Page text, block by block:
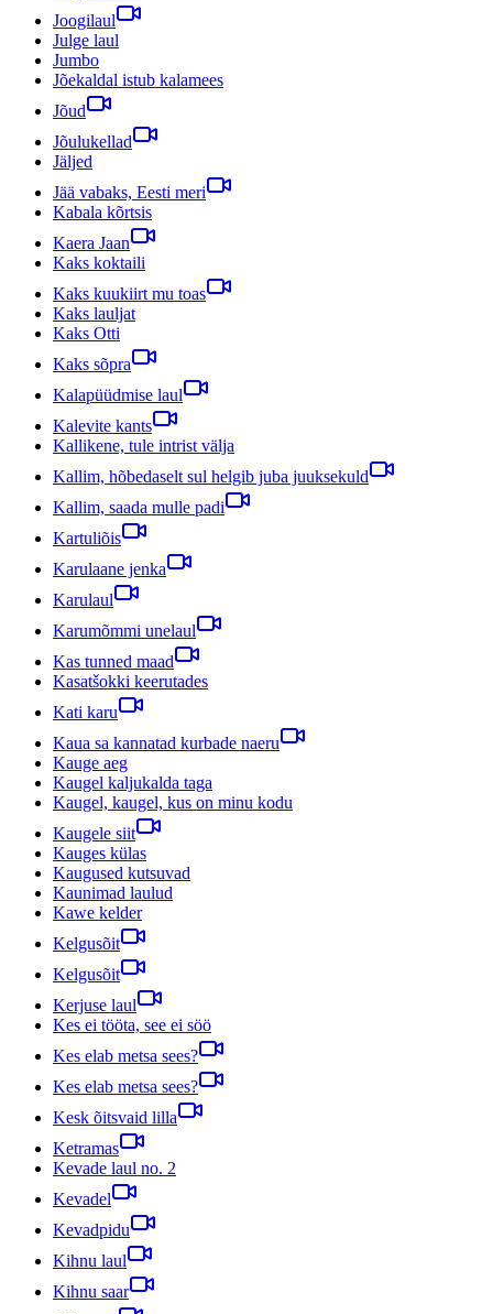
Joogilaul
Julge laul
Jumbo
Jõekaldal istub kalamees
Jõud
Jõulukellad
Jäljed
Jää vabaks, Eesti meri
Kabala kõrtsis
Kaera Jaan
Kaks koktaili
Kaks kuukiirt mu toas
Kaks lauljat
Kaks Otti
Kaks sõpra
Kalapüüdmise laul
Kalevite kants
Kallikene, tule intrist välja
Kallim, hõbedaselt sul helgib juba juuksekuld
Kallim, saada mulle padi
Kartuliõis
Karulaane jenka
Karulaul
Karumõmmi unelaul
Kas tunned maad
Kasatšokki keerutades
Kati karu
Kaua sa kannatad kurbade naeru
Kauge aeg
Kaugel kaljukalda taga
Kaugel, kaugel, kus on minu kodu
Kaugele siit
Kauges külas
Kaugused kutsuvad
Kaunimad laulud
Kawe kelder
Kelgusõit
Kelgusõit
Kerjuse laul
Kes ei tööta, see ei söö
Kes elab metsa sees?
Kes elab metsa sees?
Kesk õitsvaid lilla
Ketramas
Kevade laul no. 2
Kevadel
Kevadpidu
Kihnu laul
Kihnu saar